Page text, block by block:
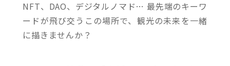
NFT、DAO、デジタルノマド… 最先端のキーワ
ードが飛び交うこの場所で、観光の未来を一緒
に描きませんか？